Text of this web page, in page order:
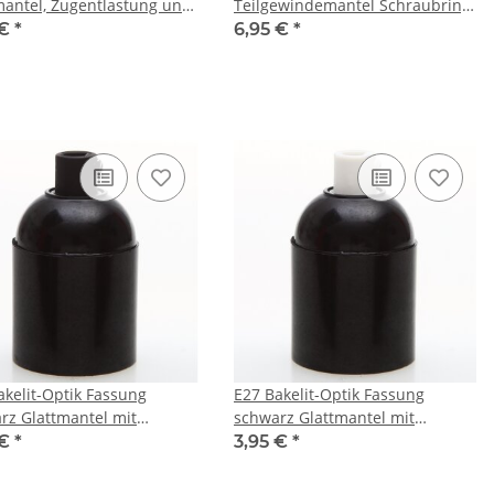
Zugentlastung und
*
Teilgewindemantel Schraubring
und Wippschalter
6,95 € *
Optik Fassung
Glattmantel mit
Kunststoff schwarz
*
E27 Bakelit-Optik Fassung
schwarz Glattmantel mit
Zugentlaster Kunststoff weiß
3,95 € *